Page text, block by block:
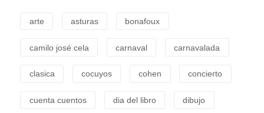
arte asturas bonafoux
camilo josé cela carnaval carnavalada
clasica cocuyos cohen concierto
cuenta cuentos dia del libro dibujo